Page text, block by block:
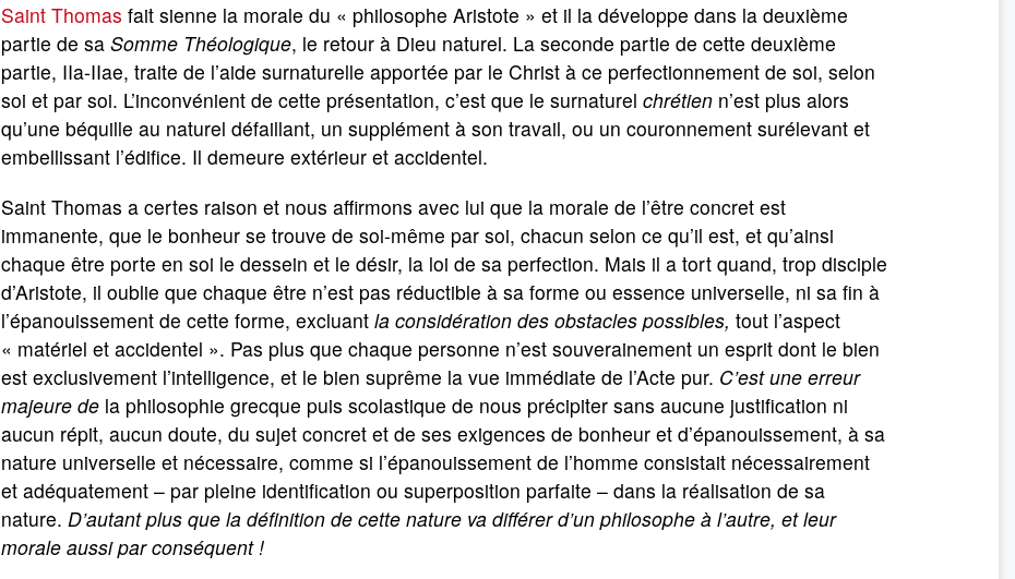
Saint Thomas fait sienne la morale du « philosophe Aristote » et il la développe dans la deuxième
partie de sa Somme Théologique, le retour à Dieu naturel. La seconde partie de cette deuxième
partie, IIa-IIae, traite de l’aide surnaturelle apportée par le Christ à ce perfectionnement de soi, selon
soi et par soi. L’inconvénient de cette présentation, c’est que le surnaturel chrétien n’est plus alors
qu’une béquille au naturel défaillant, un supplément à son travail, ou un couronnement surélevant et
embellissant l’édifice. Il demeure extérieur et accidentel.
Saint Thomas a certes raison et nous affirmons avec lui que la morale de l’être concret est
immanente, que le bonheur se trouve de soi-même par soi, chacun selon ce qu’il est, et qu’ainsi
chaque être porte en soi le dessein et le désir, la loi de sa perfection. Mais il a tort quand, trop disciple
d’Aristote, il oublie que chaque être n’est pas réductible à sa forme ou essence universelle, ni sa fin à
l’épanouissement de cette forme, excluant la considération des obstacles possibles, tout l’aspect
« matériel et accidentel ». Pas plus que chaque personne n’est souverainement un esprit dont le bien
est exclusivement l’intelligence, et le bien suprême la vue immédiate de l’Acte pur. C’est une erreur
majeure de la philosophie grecque puis scolastique de nous précipiter sans aucune justification ni
aucun répit, aucun doute, du sujet concret et de ses exigences de bonheur et d’épanouissement, à sa
nature universelle et nécessaire, comme si l’épanouissement de l’homme consistait nécessairement
et adéquatement – par pleine identification ou superposition parfaite – dans la réalisation de sa
nature. D’autant plus que la définition de cette nature va différer d’un philosophe à l’autre, et leur
morale aussi par conséquent !